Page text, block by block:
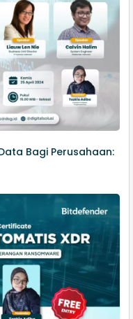
Bagi Perusahaan: